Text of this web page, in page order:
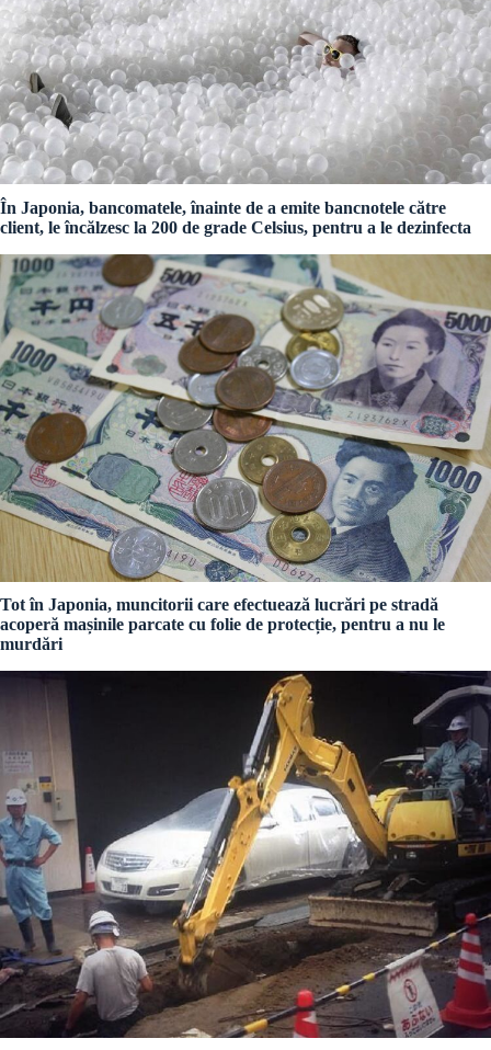
În Japonia, bancomatele, înainte de a emite bancnotele către
client, le încălzesc la 200 de grade Celsius, pentru a le dezinfecta
Tot în Japonia, muncitorii care efectuează lucrări pe stradă
acoperă mașinile parcate cu folie de protecție, pentru a nu le
murdări